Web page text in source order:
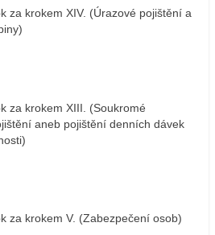
za krokem XIV. (Úrazové pojištění a
za krokem XIII. (Soukromé
aneb pojištění denních dávek
za krokem V. (Zabezpečení osob)